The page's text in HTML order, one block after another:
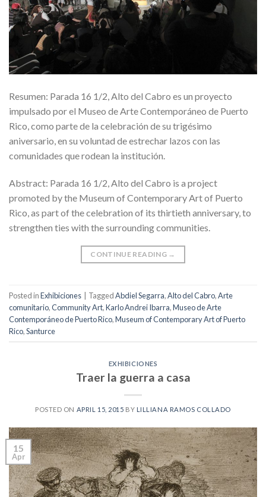
Resumen: Parada 16 1/2, Alto del Cabro es un proyecto
impulsado por el Museo de Arte Contemporáneo de Puerto
Rico, como parte de la celebración de su trigésimo
aniversario, en su voluntad de estrechar lazos con las
comunidades que rodean la institución.
Abstract: Parada 16 1/2, Alto del Cabro is a project
promoted by the Museum of Contemporary Art of Puerto
Rico, as part of the celebration of its thirtieth anniversary, to
strengthen ties with the surrounding communities.
CONTINUE READING →
Posted inExhibiciones | TaggedAbdiel Segarra,Alto del Cabro,Arte
comunitario,Community Art,Karlo Andrei Ibarra,Museo de Arte
Contemporáneo de Puerto Rico,Museum of Contemporary Art of Puerto
Rico,Santurce
EXHIBICIONES
Traer la guerra a casa
POSTED ON APRIL 15, 2015 BY LILLIANA RAMOS COLLADO
15
Apr